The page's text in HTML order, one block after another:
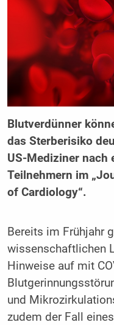
Blutverdünner
das Sterberisiko
US-Mediziner nach
Teilnehmern im
of Cardiology“.
Bereits im Frühjahr
wissenschaftlichen
Hinweise auf mit
und
zudem der Fall